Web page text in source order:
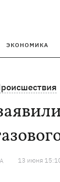
ЭКОНОМИКА
13 июня